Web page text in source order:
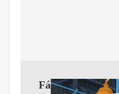
Fábrica